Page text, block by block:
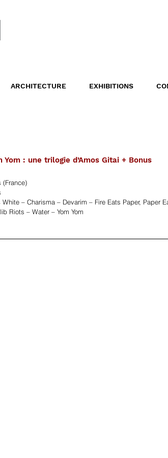
ARCHITECTURE EXHIBITIONS
: une trilogie d’Amos Gitai + Bonus
(France)
– Charisma – Devarim – Fire Eats Paper, Paper
Riots – Water – Yom Yom